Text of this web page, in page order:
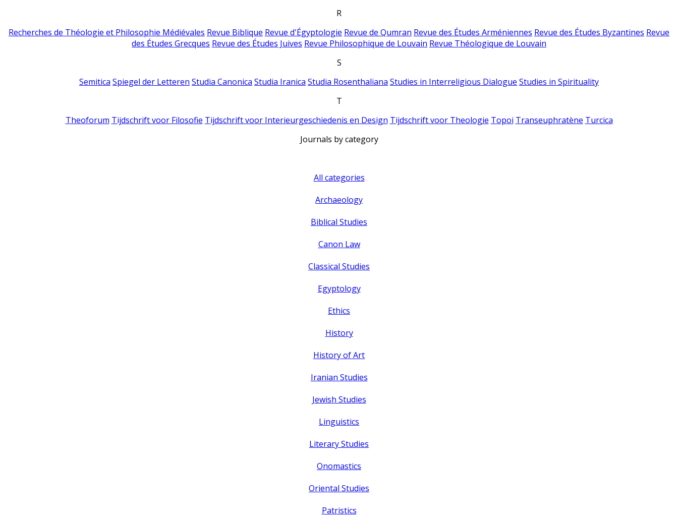
R
Recherches de Théologie et Philosophie Médiévales Revue Biblique Revue d'Égyptologie Revue de Qumran Revue des Études Arméniennes Revue des Études Byzantines Revue
des Études Grecques Revue des Études Juives Revue Philosophique de Louvain Revue Théologique de Louvain
S
Semitica Spiegel der Letteren Studia Canonica Studia Iranica Studia Rosenthaliana Studies in Interreligious Dialogue Studies in Spirituality
T
Theoforum Tijdschrift voor Filosofie Tijdschrift voor Interieurgeschiedenis en Design Tijdschrift voor Theologie Topoi Transeuphratène Turcica
Journals by category
All categories
Archaeology
Biblical Studies
Canon Law
Classical Studies
Egyptology
Ethics
History
History of Art
Iranian Studies
Jewish Studies
Linguistics
Literary Studies
Onomastics
Oriental Studies
Patristics